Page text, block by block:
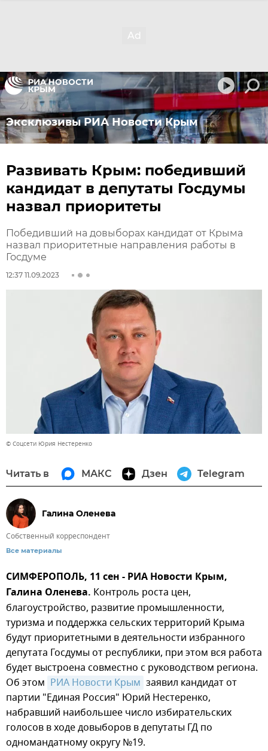
Эксклюзивы РИА Новости Крым
Развивать Крым: победивший
кандидат в депутаты Госдумы
назвал приоритеты
Победивший на довыборах кандидат от Крыма
назвал приоритетные направления работы в
Госдуме
12:37 11.09.2023
© Соцсети Юрия Нестеренко
Читать в МАКС Дзен Telegram
Галина Оленева
Собственный корреспондент
Все материалы
СИМФЕРОПОЛЬ, 11 сен - РИА Новости Крым,
Галина Оленева. Контроль роста цен,
благоустройство, развитие промышленности,
туризма и поддержка сельских территорий Крыма
будут приоритетными в деятельности избранного
депутата Госдумы от республики, при этом вся работа
будет выстроена совместно с руководством региона.
Об этом РИА Новости Крым заявил кандидат от
партии "Единая Россия" Юрий Нестеренко,
набравший наибольшее число избирательских
голосов в ходе довыборов в депутаты ГД по
одномандатному округу №19.